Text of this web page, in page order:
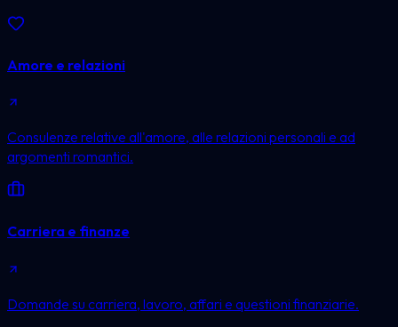
Amore e relazioni
Consulenze relative all'amore, alle relazioni personali e ad
argomenti romantici.
Carriera e finanze
Domande su carriera, lavoro, affari e questioni finanziarie.